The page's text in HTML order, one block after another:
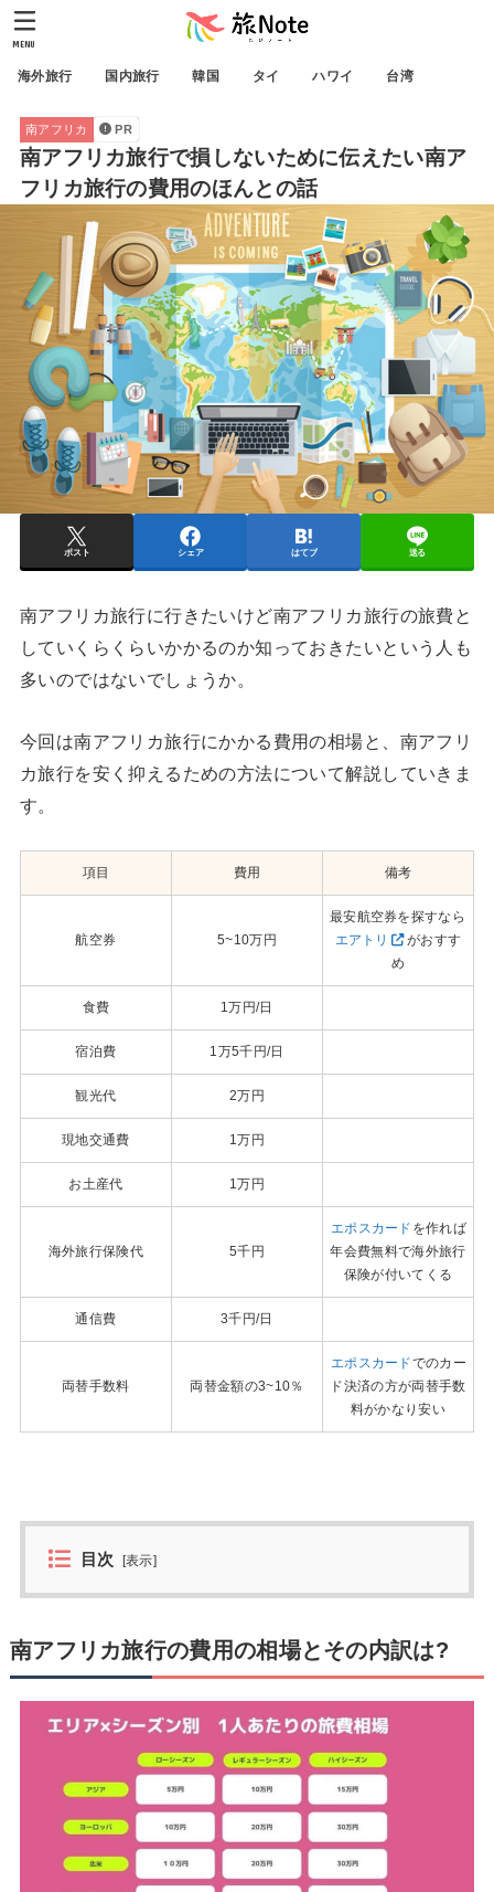
海外旅行 国内旅行 韓国 タイ ハワイ 台湾
MENU
南アフリカ PR
南アフリカ旅行で損しないために伝えたい南ア
フリカ旅行の費用のほんとの話
ポスト シェア はてブ 送る
南アフリカ旅行に行きたいけど南アフリカ旅行の旅費と
していくらくらいかかるのか知っておきたいという人も
多いのではないでしょうか。
今回は南アフリカ旅行にかかる費用の相場と、南アフリ
カ旅行を安く抑えるための方法について解説していきま
す。
項目 費用 備考
航空券 5~10万円
最安航空券を探すなら
エアトリ
がおすす
め
食費 1万円/日
宿泊費 1万5千円/日
観光代 2万円
現地交通費 1万円
お土産代 1万円
海外旅行保険代 5千円
エポスカード を作れば
年会費無料で海外旅行
保険が付いてくる
通信費 3千円/日
両替手数料 両替金額の3~10％
エポスカードでのカー
ド決済の方が両替手数
料がかなり安い
目次 [表示]
南アフリカ旅行の費用の相場とその内訳は?